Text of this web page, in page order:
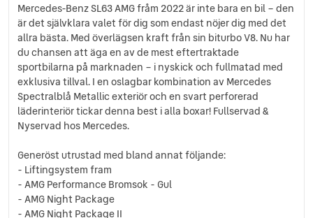
Mercedes-Benz SL63 AMG fråm 2022 är inte bara en bil – den
är det självklara valet för dig som endast nöjer dig med det
allra bästa. Med överlägsen kraft från sin biturbo V8. Nu har
du chansen att äga en av de mest eftertraktade
sportbilarna på marknaden – i nyskick och fullmatad med
exklusiva tillval. I en oslagbar kombination av Mercedes
Spectralblå Metallic exteriör och en svart perforerad
läderinteriör tickar denna best i alla boxar! Fullservad &
Nyservad hos Mercedes.
Generöst utrustad med bland annat följande:
- Liftingsystem fram
- AMG Performance Bromsok - Gul
- AMG Night Package
- AMG Night Package II